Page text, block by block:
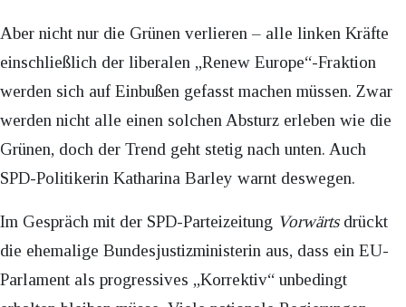
Aber nicht nur die Grünen verlieren – alle linken Kräfte
einschließlich der liberalen „Renew Europe“-Fraktion
werden sich auf Einbußen gefasst machen müssen. Zwar
werden nicht alle einen solchen Absturz erleben wie die
Grünen, doch der Trend geht stetig nach unten. Auch
SPD-Politikerin Katharina Barley warnt deswegen.
Im Gespräch mit der SPD-Parteizeitung Vorwärtsdrückt
die ehemalige Bundesjustizministerin aus, dass ein EU-
Parlament als progressives „Korrektiv“ unbedingt